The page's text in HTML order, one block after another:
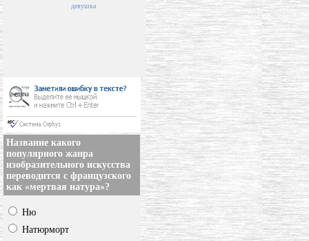
девушка
Название какого
популярного жанра
изобразительного искусства
переводится с французского
как «мертвая натура»?
Ню
Натюрморт